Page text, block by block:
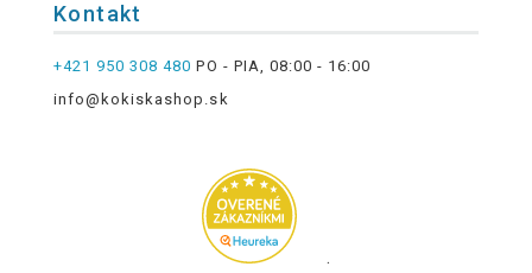
Kontakt
+421 950 308 480 PO - PIA, 08:00 - 16:00
info@kokiskashop.sk
.